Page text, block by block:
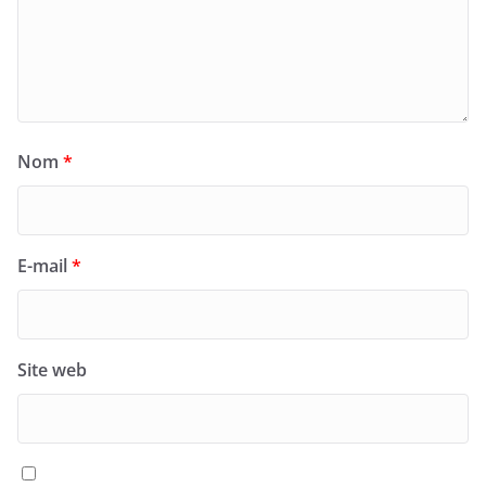
Nom *
E-mail*
Site web